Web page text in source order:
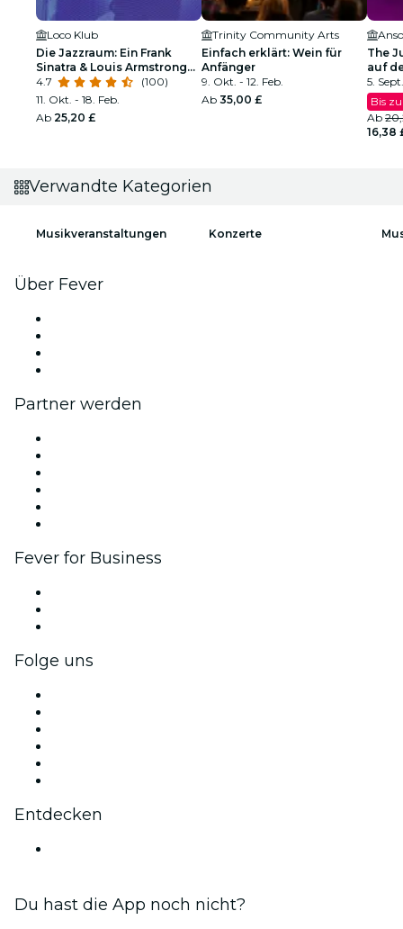
Loco Klub
Die Jazzraum: Ein Frank
Sinatra & Louis Armstrong
Tribut
4.7
(100)
11. Okt. - 18. Feb.
Ab 25,20 £
Trinity Community Arts
Einfach erklärt: Wein für
Anfänger
9. Okt. - 12. Feb.
Ab 35,00 £
The
auf
5.
Bis
Ab
16,38
Verwandte Kategorien
Musikveranstaltungen Konzerte
Über Fever
Partner werden
Fever for Business
Folge uns
Entdecken
Du hast die App noch nicht?